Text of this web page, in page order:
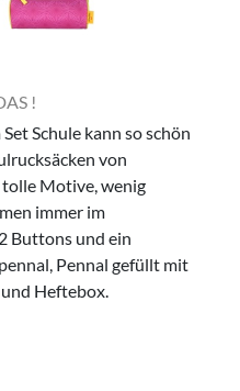
!
Schule kann so schön
von
Motive, wenig
immer im
Buttons und ein
Pennal gefüllt mit
Heftebox.